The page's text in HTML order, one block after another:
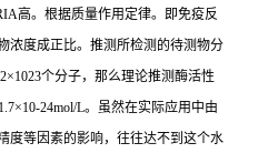
高。根据质量作用定律。即免疫反
浓度成正比。推测所检测的待测物分
个分子，那么理论推测酶活性
1.7×10-24mol/L。虽然在实际应用中由
度等因素的影响，往往达不到这个水